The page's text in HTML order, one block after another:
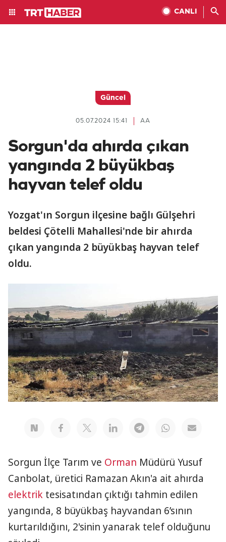
CANLI
Güncel
AA
05.07.2024 15:41
Sorgun'da ahırda çıkan
yangında 2 büyükbaş
hayvan telef oldu
Yozgat'ın Sorgun ilçesine bağlı Gülşehri
beldesi Çötelli Mahallesi'nde bir ahırda
çıkan yangında 2 büyükbaş hayvan telef
oldu.
Sorgun İlçe Tarım ve Orman Müdürü Yusuf
Canbolat, üretici Ramazan Akın'a ait ahırda
elektrik tesisatından çıktığı tahmin edilen
yangında, 8 büyükbaş hayvandan 6’sının
kurtarıldığını, 2'sinin yanarak telef olduğunu